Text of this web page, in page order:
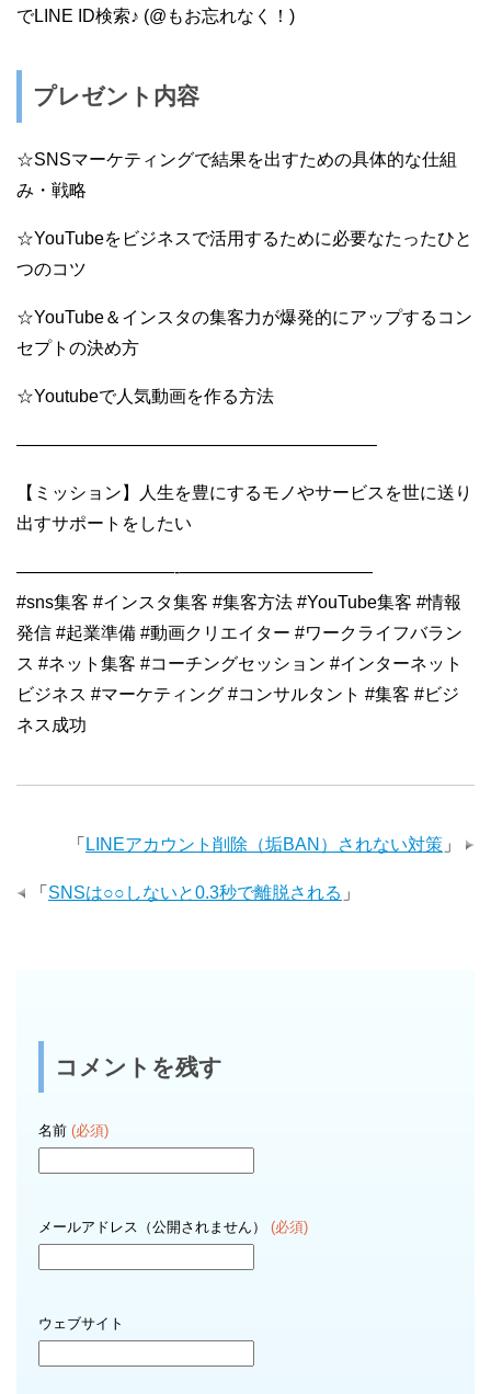
でLINE ID検索♪ (@もお忘れなく！)
プレゼント内容
☆SNSマーケティングで結果を出すための具体的な仕組
み・戦略
☆YouTubeをビジネスで活用するために必要なたったひと
つのコツ
☆YouTube＆インスタの集客力が爆発的にアップするコン
セプトの決め方
☆Youtubeで人気動画を作る方法
————————————————————–
【ミッション】人生を豊にするモノやサービスを世に送り
出すサポートをしたい
—————————-———————————
#sns集客 #インスタ集客 #集客方法 #YouTube集客 #情報
発信 #起業準備 #動画クリエイター #ワークライフバラン
ス #ネット集客 #コーチングセッション #インターネット
ビジネス #マーケティング #コンサルタント #集客 #ビジ
ネス成功
「 LINEアカウント削除（垢BAN）されない対策 」
「 SNSは○○しないと0.3秒で離脱される 」
コメントを残す
名前 (必須)
メールアドレス（公開されません） (必須)
ウェブサイト